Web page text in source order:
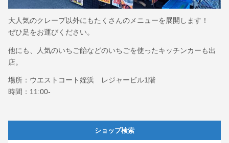
大人気のクレープ以外にもたくさんのメニューを展開します！
ぜひ足をお運びください。
他にも、人気のいちご飴などのいちごを使ったキッチンカーも出
店。
場所：ウエストコート姪浜 レジャービル1階
時間：11:00-
ショップ検索